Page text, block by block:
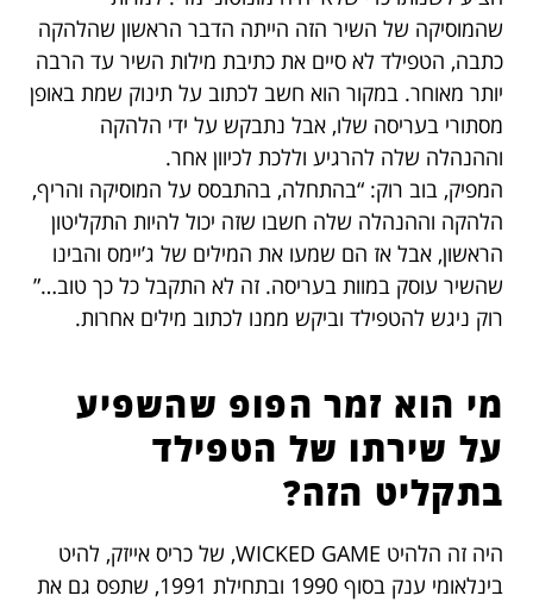
שהמוסיקה של השיר הזה הייתה הדבר הראשון שהלהקה
כתבה, הטפילד לא סיים את כתיבת מילות השיר עד הרבה
יותר מאוחר. במקור הוא חשב לכתוב על תינוק שמת באופן
מסתורי בעריסה שלו, אבל נתבקש על ידי הלהקה
וההנהלה שלה להרגיע וללכת לכיוון אחר.
המפיק, בוב רוק: “בהתחלה, בהתבסס על המוסיקה והריף,
הלהקה וההנהלה שלה חשבו שזה יכול להיות התקליטון
הראשון, אבל אז הם שמעו את המילים של ג’יימס והבינו
שהשיר עוסק במוות בעריסה. זה לא התקבל כל כך טוב…”
רוק ניגש להטפילד וביקש ממנו לכתוב מילים אחרות.
מי הוא זמר הפופ שהשפיע
על שירתו של הטפילד
בתקליט הזה?
היה זה הלהיט WICKED GAME, של כריס אייזק, להיט
בינלאומי ענק בסוף 1990 ובתחילת 1991, שתפס גם את